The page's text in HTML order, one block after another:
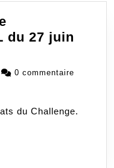
du 27 juin
0 commentaire
du Challenge.